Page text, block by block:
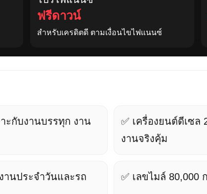
ฟรีดาวน์
สำหรับเครดิตดี ตามเงื่อนไขไฟแนนซ์
ะกับงานบรรทุก งาน
✅ เครื่องยนต์ดีเซล
งานจริงคุ้ม
านประจำวันและรถ ✅ เลขไมล์ 80,000